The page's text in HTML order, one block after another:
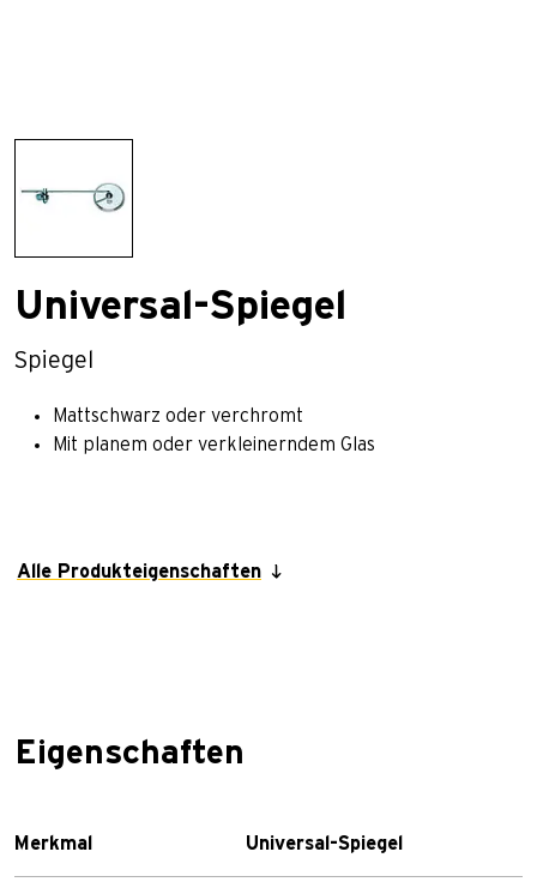
Universal-Spiegel
Spiegel
Mattschwarz oder verchromt
Mit planem oder verkleinerndem Glas
Alle Produkteigenschaften
Eigenschaften
Merkmal Universal-Spiegel